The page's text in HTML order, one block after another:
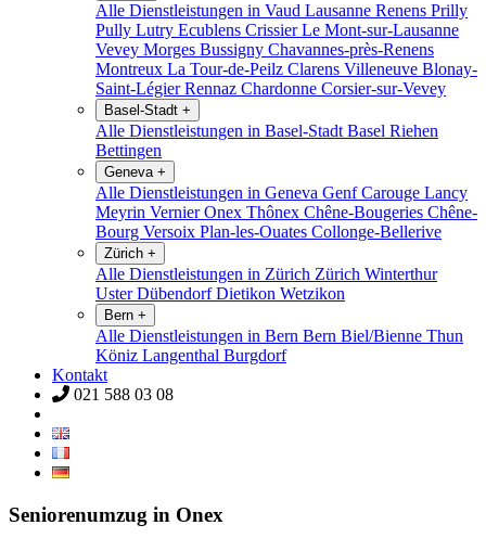
Alle Dienstleistungen in Vaud Lausanne Renens Prilly
Pully Lutry Ecublens CrissierLe Mont-sur-Lausanne
Vevey Morges Bussigny Chavannes-près-Renens
Montreux La Tour-de-Peilz Clarens Villeneuve Blonay-
Saint-LégierRennaz Chardonne Corsier-sur-Vevey
Basel-Stadt +
Alle Dienstleistungen in Basel-Stadt Basel Riehen
Bettingen
Geneva +
Alle Dienstleistungen in Geneva GenfCarouge Lancy
Meyrin VernierOnex Thônex Chêne-Bougeries Chêne-
Bourg Versoix Plan-les-Ouates Collonge-Bellerive
Zürich +
Alle Dienstleistungen in Zürich Zürich Winterthur
UsterDübendorfDietikon Wetzikon
Bern +
Alle Dienstleistungen in Bern Bern Biel/Bienne Thun
Köniz Langenthal Burgdorf
Kontakt
021 588 03 08
Seniorenumzug in Onex